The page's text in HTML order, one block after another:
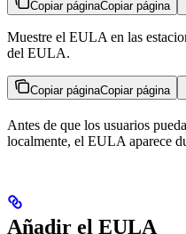
Copiar páginaCopiar página
Muestre el EULA en las
del EULA.
Copiar páginaCopiar página
Antes de que los usuarios
localmente, el EULA aparece
Añadir el EULA